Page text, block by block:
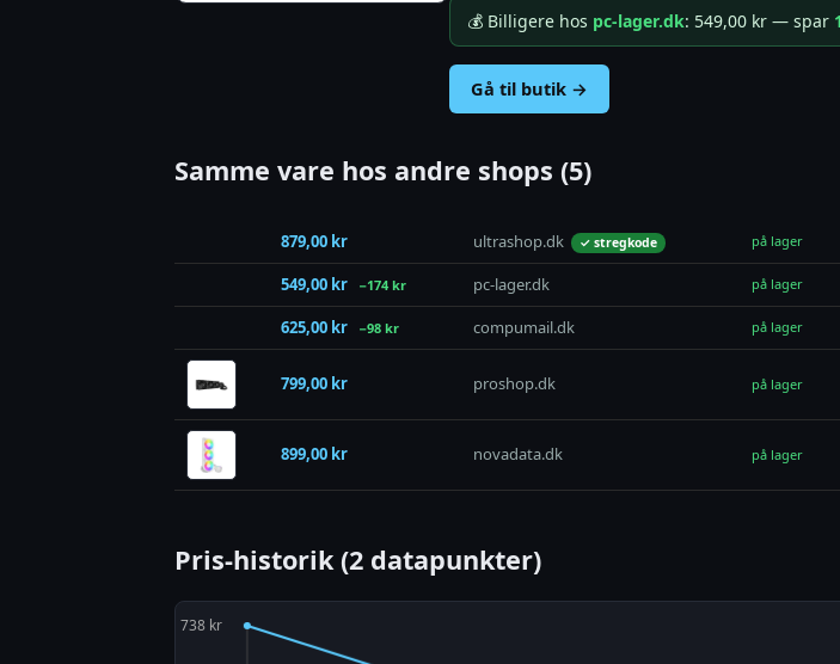
💰 Billigere hos pc-lager.dk: 549,00 kr — spar
Gå til butik →
Samme vare hos andre shops (5)
879,00 kr ultrashop.dk ✓ stregkode på lager
549,00 kr
−174 kr pc-lager.dk på lager
625,00 kr
−98 kr compumail.dk på lager
799,00 kr proshop.dk på lager
899,00 kr novadata.dk på lager
Pris-historik (2 datapunkter)